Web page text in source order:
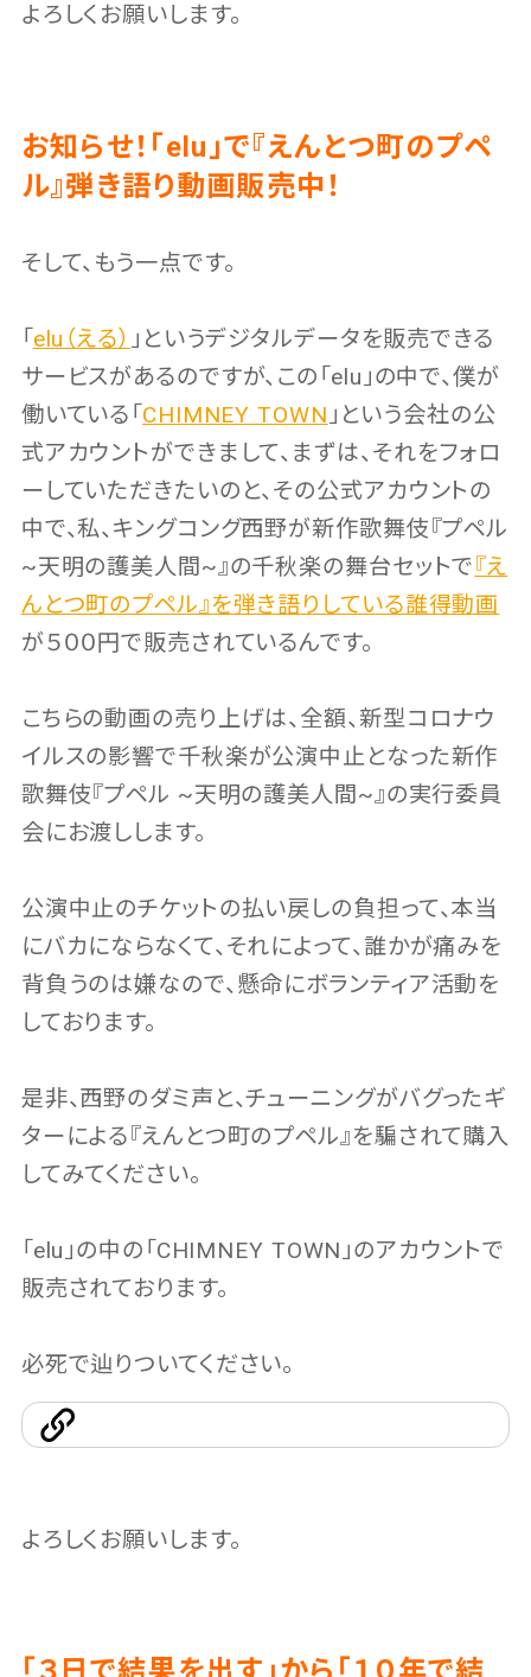
よろしくお願いします。
お知らせ！「elu」で『えんとつ町のプペ
ル』弾き語り動画販売中！
そして、もう一点です。
「 elu（える） 」というデジタルデータを販売できる
サービスがあるのですが、この「elu」の中で、僕が
働いている「 CHIMNEY TOWN」という会社の公
式アカウントができまして、まずは、それをフォロ
ーしていただきたいのと、その公式アカウントの
中で、私、キングコング西野が新作歌舞伎『プペル
~天明の護美人間~』の千秋楽の舞台セットで『え
んとつ町のプペル』を弾き語りしている誰得動画
が５００円で販売されているんです。
こちらの動画の売り上げは、全額、新型コロナウ
イルスの影響で千秋楽が公演中止となった新作
歌舞伎『プペル ~天明の護美人間~』の実行委員
会にお渡しします。
公演中止のチケットの払い戻しの負担って、本当
にバカにならなくて、それによって、誰かが痛みを
背負うのは嫌なので、懸命にボランティア活動を
しております。
是非、西野のダミ声と、チューニングがバグったギ
ターによる『えんとつ町のプペル』を騙されて購入
してみてください。
「elu」の中の「CHIMNEY TOWN」のアカウントで
販売されております。
必死で辿りついてください。
よろしくお願いします。